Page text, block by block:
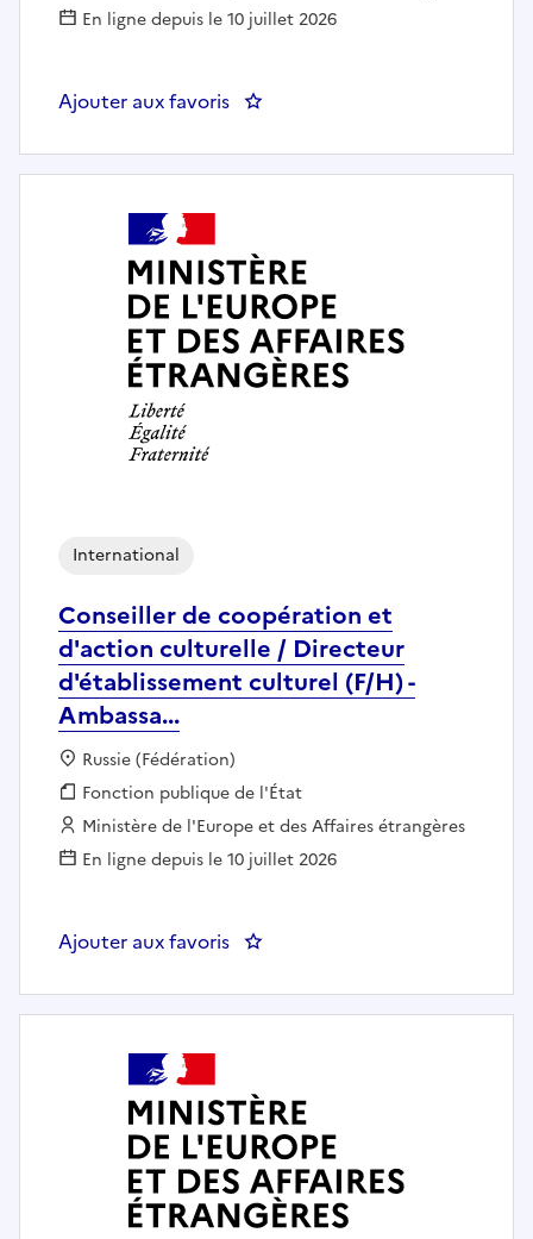
En ligne depuis le 10 juillet 2026
Ajouter aux favoris : Attaché culturel (F/H) -
Conseiller de coopération et
d'action culturelle / Directeur
d'établissement culturel (F/H) -
Ambassa...
International
Localisation :
Russie (Fédération)
Fonction publique :
Fonction publique de l'État
Employeur :
Ministère de l'Europe et des Affaires étrangères
En ligne depuis le 10 juillet 2026
Ajouter aux favoris : Conseiller de coopération et